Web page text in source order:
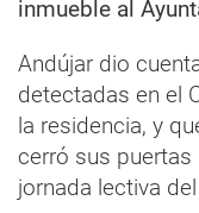
inmueble al
Andújar dio
detectadas en el
la residencia, y
cerró sus puertas
jornada lectiva